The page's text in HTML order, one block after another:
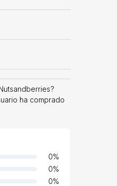
ha comprado
0%
0%
0%